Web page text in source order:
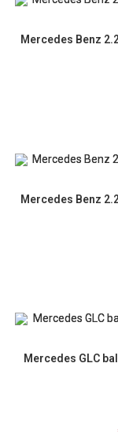
Mercedes Benz
Mercedes Benz
Mercedes GLC